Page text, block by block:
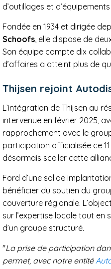
d’outillages et
Fondée en 1934 et dirigée
Schoofs, elle dispose de
Son équipe compte dix
d’affaires a atteint plus de
Thijsen rejoint
L’intégration de Thijsen au
intervenue en février 2025,
rapprochement avec le
participation officialisée ce
désormais sceller cette
Ford d’une solide
bénéficier du soutien du
couverture régionale.
sur l’expertise locale tout en
d’un groupe structuré.
"La prise de participation
permet, avec notre entité